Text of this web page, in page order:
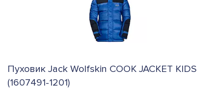
Пуховик Jack Wolfskin COOK JACKET KIDS
(1607491-1201)